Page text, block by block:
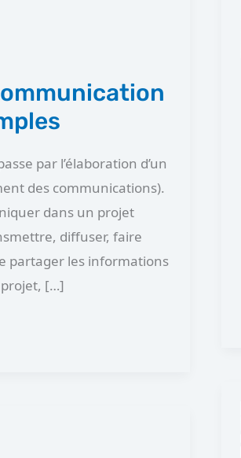
par l’élaboration d’un
des communications).
dans un projet
diffuser, faire
partager les informations
projet, […]